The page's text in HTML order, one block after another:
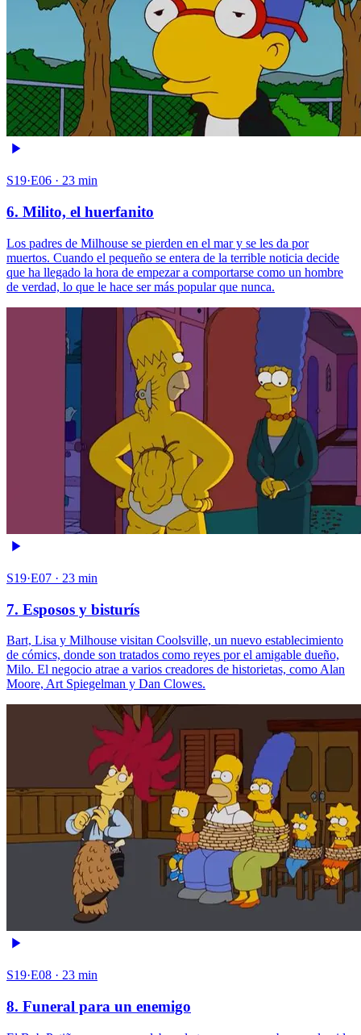
S19·E06 · 23 min
6. Milito, el huerfanito
Los padres de Milhouse se pierden en el mar y se les da por
muertos. Cuando el pequeño se entera de la terrible noticia decide
que ha llegado la hora de empezar a comportarse como un hombre
de verdad, lo que le hace ser más popular que nunca.
S19·E07 · 23 min
7. Esposos y bisturís
Bart, Lisa y Milhouse visitan Coolsville, un nuevo establecimiento
de cómics, donde son tratados como reyes por el amigable dueño,
Milo. El negocio atrae a varios creadores de historietas, como Alan
Moore, Art Spiegelman y Dan Clowes.
S19·E08 · 23 min
8. Funeral para un enemigo